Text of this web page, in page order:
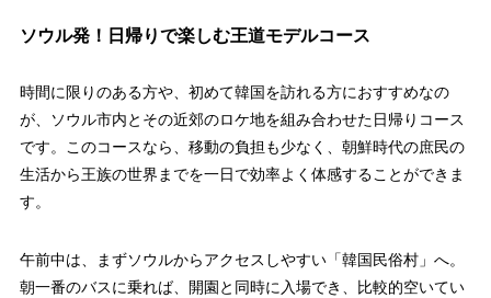
ソウル発！日帰りで楽しむ王道モデルコース
時間に限りのある方や、初めて韓国を訪れる方におすすめなの
が、ソウル市内とその近郊のロケ地を組み合わせた日帰りコース
です。このコースなら、移動の負担も少なく、朝鮮時代の庶民の
生活から王族の世界までを一日で効率よく体感することができま
す。
午前中は、まずソウルからアクセスしやすい「韓国民俗村」へ。
朝一番のバスに乗れば、開園と同時に入場でき、比較的空いてい